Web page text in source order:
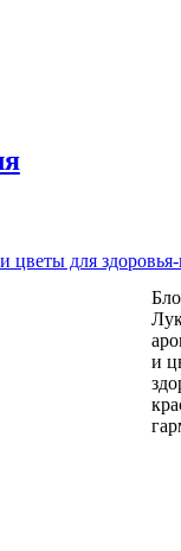
цветы для
и